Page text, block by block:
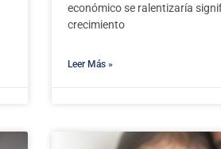
económico se ralentizaría
crecimiento
Leer Más »